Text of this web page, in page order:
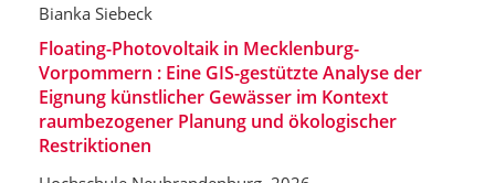
Bianka Siebeck
Floating-Photovoltaik in Mecklenburg-
Vorpommern : Eine GIS-gestützte Analyse der
Eignung künstlicher Gewässer im Kontext
raumbezogener Planung und ökologischer
Restriktionen